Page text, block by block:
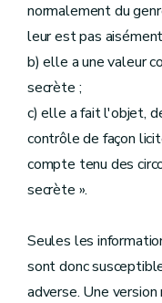
normalement du
leur est pas
b) elle a une valeur
secrète ;
c) elle a fait l'objet,
contrôle de façon
compte tenu des
secrète ».
Seules les
sont donc
adverse. Une